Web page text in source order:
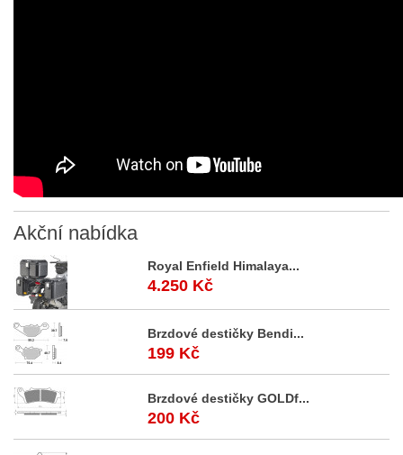
Akční nabídka
Royal Enfield Himalaya...
4.250 Kč
Brzdové destičky Bendi...
199 Kč
Brzdové destičky GOLDf...
200 Kč